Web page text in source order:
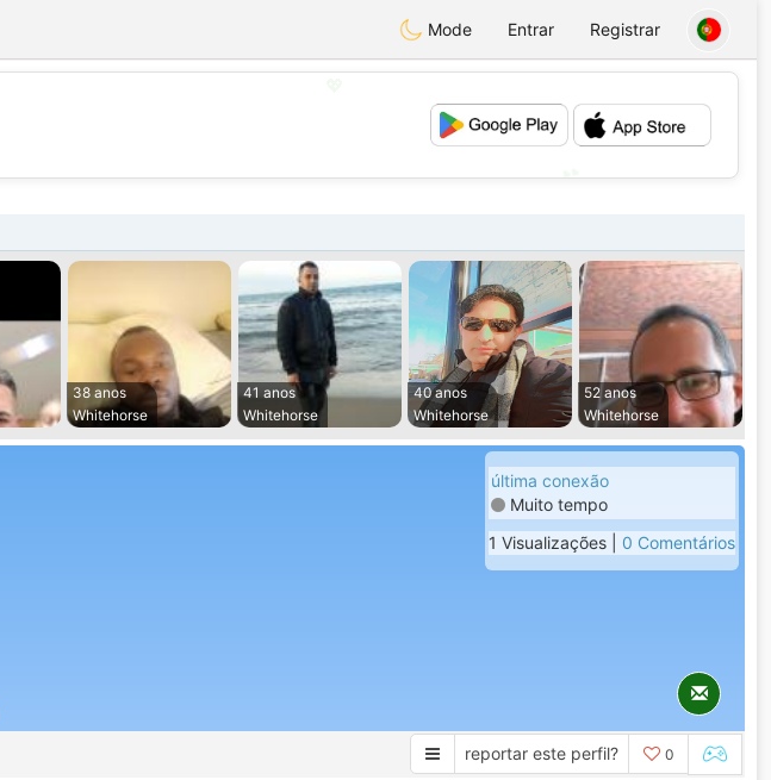
Mode Entrar Registrar
💕
38 anos
Whitehorse
41 anos
Whitehorse
40 anos
Whitehorse
52 anos
Whitehorse
última conexão
Muito tempo
1 Visualizações | 0 Comentários
reportar este perfil? 0